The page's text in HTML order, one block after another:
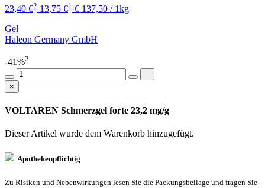
23,40 €2 13,75 €1 € 137,50 / 1kg
Gel
Haleon Germany GmbH
-41%2
×
VOLTAREN Schmerzgel forte 23,2 mg/g
Dieser Artikel wurde dem Warenkorb hinzugefügt.
Apothekenpflichtig
Zu Risiken und Nebenwirkungen lesen Sie die Packungsbeilage und fragen Sie